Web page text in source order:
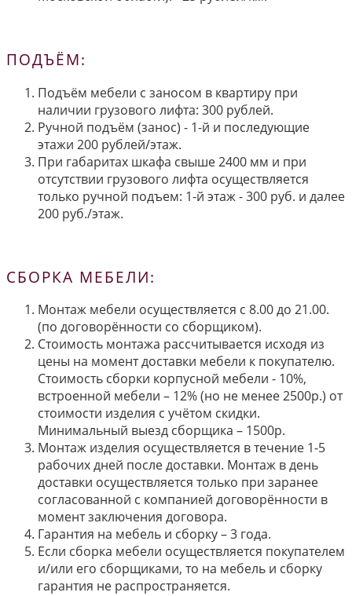
ПОДЪЁМ:
Подъём мебели с заносом в квартиру при
наличии грузового лифта: 300 рублей.
Ручной подъём (занос) - 1-й и последующие
этажи 200 рублей/этаж.
При габаритах шкафа свыше 2400 мм и при
отсутствии грузового лифта осуществляется
только ручной подъем: 1-й этаж - 300 руб. и далее
200 руб./этаж.
СБОРКА МЕБЕЛИ:
Монтаж мебели осуществляется с 8.00 до 21.00.
(по договорённости со сборщиком).
Стоимость монтажа рассчитывается исходя из
цены на момент доставки мебели к покупателю.
Стоимость сборки корпусной мебели - 10%,
встроенной мебели – 12% (но не менее 2500р.) от
стоимости изделия с учётом скидки.
Минимальный выезд сборщика – 1500р.
Монтаж изделия осуществляется в течение 1-5
рабочих дней после доставки. Монтаж в день
доставки осуществляется только при заранее
согласованной с компанией договорённости в
момент заключения договора.
Гарантия на мебель и сборку – 3 года.
Если сборка мебели осуществляется покупателем
и/или его сборщиками, то на мебель и сборку
гарантия не распространяется.